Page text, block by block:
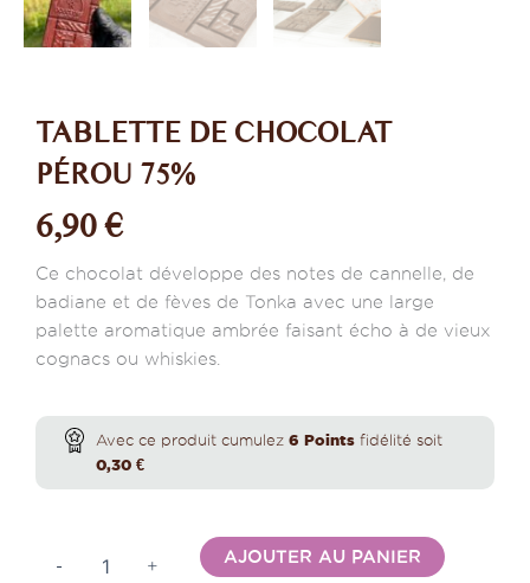
TABLETTE DE CHOCOLAT
PÉROU 75%
6,90€
Ce chocolat développe des notes de cannelle, de
badiane et de fèves de Tonka avec une large
palette aromatique ambrée faisant écho à de vieux
cognacs ou whiskies.
Avec ce produit cumulez 6 Points fidélité soit
0,30 €
-
quantité
Tablette
de
+ AJOUTER AU PANIER